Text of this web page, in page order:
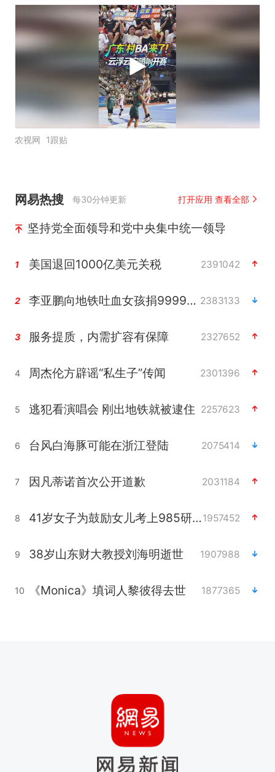
农视网 1跟贴
网易热搜 每30分钟更新 打开应用 查看全部
坚持党全面领导和党中央集中统一领导
1 美国退回1000亿美元关税 2391042
2 李亚鹏向地铁吐血女孩捐99999元 2383133
3 服务提质，内需扩容有保障 2327652
4 周杰伦方辟谣“私生子”传闻 2301396
5 逃犯看演唱会 刚出地铁就被逮住 2257623
6 台风白海豚可能在浙江登陆 2075414
7 因凡蒂诺首次公开道歉 2031184
8 41岁女子为鼓励女儿考上985研究生1957452
9 38岁山东财大教授刘海明逝世 1907988
10 《Monica》填词人黎彼得去世 1877365